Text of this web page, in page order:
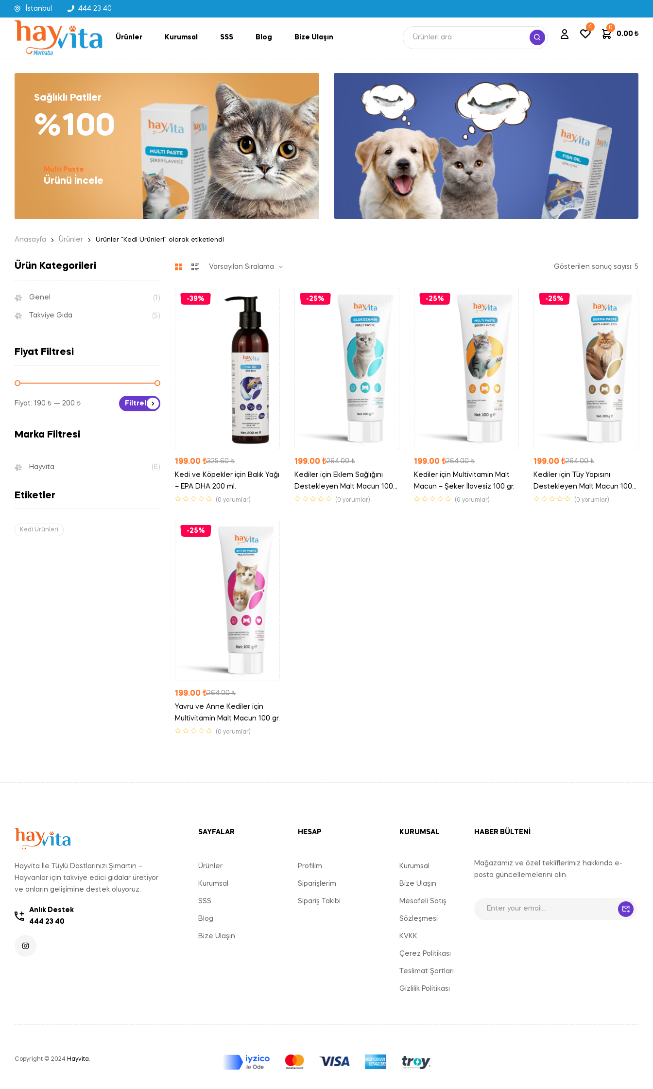
İstanbul 444 23 40
Ürünler Kurumsal SSS Blog Bize Ulaşın
4 0
0.00 ₺
%100
Sağlıklı Patiler
Multi Paste
Ürünü İncele
Anasayfa Ürünler Ürünler “Kedi Ürünleri” olarak etiketlendi
Gösterilen sonuç sayısı: 5
-39%
325.60₺
199.00 ₺
Kedi ve Köpekler için Balık Yağı
– EPA DHA 200 ml.
(0 yorumlar)
-25%
264.00₺
199.00 ₺
Kediler için Eklem Sağlığını
Destekleyen Malt Macun 100
gr.
(0 yorumlar)
-25%
264.00₺
199.00 ₺
Kediler için Multivitamin Malt
Macun – Şeker İlavesiz 100 gr.
(0 yorumlar)
-25%
264.00₺
199.00 ₺
Kediler için Tüy Yapısını
Destekleyen Malt Macun 100
gr.
(0 yorumlar)
-25%
264.00₺
199.00 ₺
Yavru ve Anne Kediler için
Multivitamin Malt Macun 100 gr.
(0 yorumlar)
Ürün Kategorileri
Genel (1)
Takviye Gıda (5)
Fiyat Filtresi
Filtrele
Fiyat: 190 ₺ — 200 ₺
Marka Filtresi
Hayvita (6)
Etiketler
Kedi Ürünleri
Hayvita İle Tüylü Dostlarınızı Şımartın –
Hayvanlar için takviye edici gıdalar üretiyor
ve onların gelişimine destek oluyoruz.
Anlık Destek
444 23 40
SAYFALAR
Ürünler
Kurumsal
SSS
Blog
Bize Ulaşın
HESAP
Profilim
Siparişlerim
Sipariş Takibi
KURUMSAL
Kurumsal
Bize Ulaşın
Mesafeli Satış
Sözleşmesi
KVKK
Çerez Politikası
Teslimat Şartları
Gizlilik Politikası
HABER BÜLTENI
Mağazamız ve özel tekliflerimiz hakkında e-
posta güncellemelerini alın.
Copyright © 2024 Hayvita.